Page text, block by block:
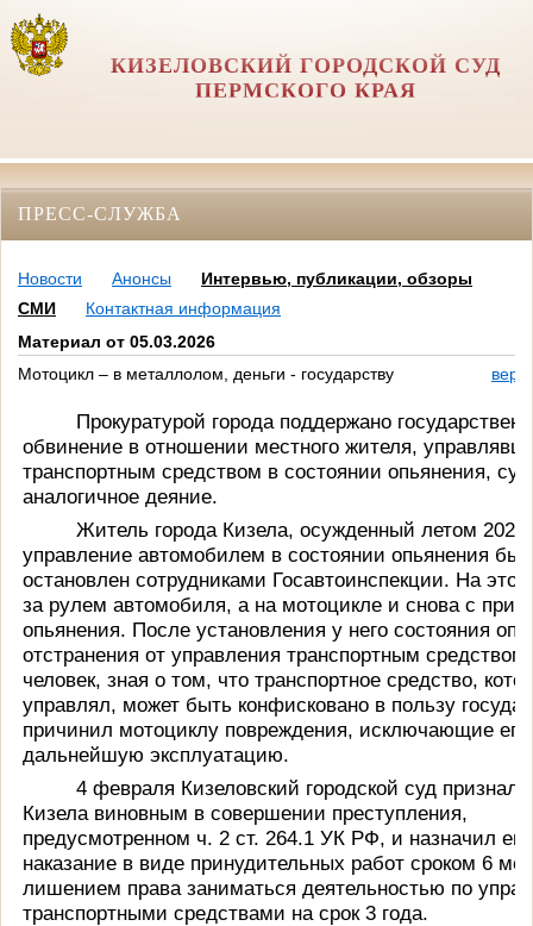
КИЗЕЛОВСКИЙ ГОРОДСКОЙ СУД
ПЕРМСКОГО КРАЯ
ПРЕСС-СЛУЖБА
Новости Анонсы
Интервью, публикации, обзоры
СМИ
Контактная информация
Материал от 05.03.2026
Мотоцикл – в металлолом, деньги - государству
Прокуратурой города поддержано
обвинение в отношении местного жителя,
транспортным средством в состоянии опьянения,
аналогичное деяние.
Житель города Кизела, осужденный летом 2025
управление автомобилем в состоянии опьянения был
остановлен сотрудниками Госавтоинспекции. На
за рулем автомобиля, а на мотоцикле и снова с
опьянения. После установления у него состояния
отстранения от управления транспортным
человек, зная о том, что транспортное средство,
управлял, может быть конфисковано в пользу
причинил мотоциклу повреждения, исключающие его
дальнейшую эксплуатацию.
4 февраля Кизеловский городской суд признал
Кизела виновным в совершении преступления,
предусмотренном ч. 2 ст. 264.1 УК РФ, и назначил
наказание в виде принудительных работ сроком 6
лишением права заниматься деятельностью по
транспортными средствами на срок 3 года.